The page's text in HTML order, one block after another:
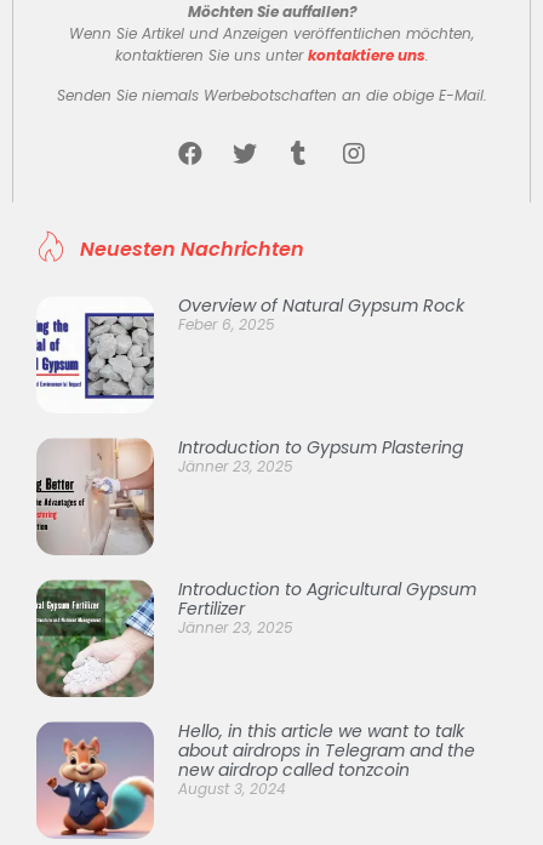
Möchten Sie auffallen?
Wenn Sie Artikel und Anzeigen veröffentlichen möchten,
kontaktieren Sie uns unterkontaktiere uns.
Senden Sie niemals Werbebotschaften an die obige E-Mail.
Neuesten Nachrichten
Overview of Natural Gypsum Rock
Feber 6, 2025
Introduction to Gypsum Plastering
Jänner 23, 2025
Introduction to Agricultural Gypsum
Fertilizer
Jänner 23, 2025
Hello, in this article we want to talk
about airdrops in Telegram and the
new airdrop called tonzcoin
August 3, 2024